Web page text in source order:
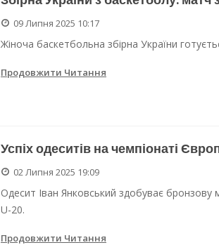
09 Липня 2025 10:17
Жіноча баскетбольна збірна України
Продовжити Читання
Успіх одеситів на чемпіонаті
02 Липня 2025 19:09
Одесит Іван Янковський здобуває
U-20.
Продовжити Читання